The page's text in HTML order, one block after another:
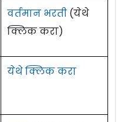
वर्तमान भरती (येथे
क्लिक करा)
येथे क्लिक करा